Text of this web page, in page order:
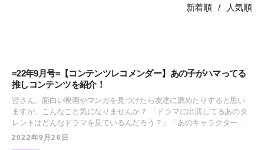
新着順 人気順
=22年9月号=【コンテンツレコメンダー】あの子がハマってる
推しコンテンツを紹介！
皆さん、面白い映画やマンガを見つけたら友達に薦めたりすると思い
ますが、こんなこと気になりませんか？ 「ドラマに出演してるあのタ
レントはどんなドラマを見ているんだろう？」「あのキャラクターを
演じている声優は普段どんなマンガを読んでいるんだろう？」 気にな
2022年9月26日